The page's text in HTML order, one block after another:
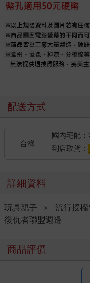
配送方式
台灣
國內宅配：
到店取貨：
詳細資料
玩具親子 ＞ 流行授權
復仇者聯盟週邊
商品評價